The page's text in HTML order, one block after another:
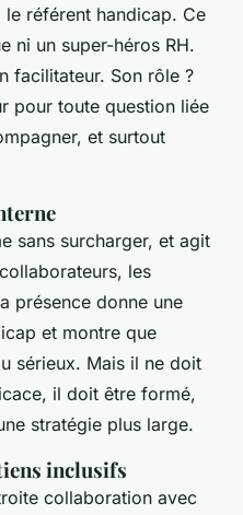
référent handicap. Ce
ni un super-héros RH.
facilitateur. Son rôle ?
pour toute question liée
et surtout
sans surcharger, et agit
les
présence donne une
et montre que
sérieux. Mais il ne doit
il doit être formé,
stratégie plus large.
inclusifs
collaboration avec